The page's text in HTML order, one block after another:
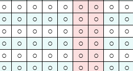
○ ○ ○ ○ ○ ○ ○ ○
○
○ ○ ○ ○ ○ ○ ○ ○
○
○ ○ ○ ○ ○ ○ ○ ○
○
○ ○ ○ ○ ○ ○ ○ ○
○
○ ○ ○ ○ ○ ○ ○ ○
○
○ ○ ○ ○ ○ ○ ○ ○
○